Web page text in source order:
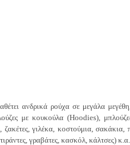
ανδρικά ρούχα σε μεγάλα
με κουκούλα (Hoodies), μ
ζακέτες, γιλέκα, κοστούμια, σακάκια,
γραβάτες, κασκόλ, κάλτσες) κ.α.